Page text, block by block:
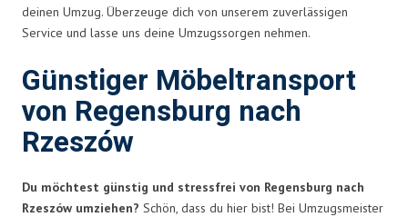
deinen Umzug. Überzeuge dich von unserem zuverlässigen
Service und lasse uns deine Umzugssorgen nehmen.
Günstiger Möbeltransport
von Regensburg nach
Rzeszów
Du möchtest günstig und stressfrei von Regensburg nach
Rzeszów umziehen? Schön, dass du hier bist! Bei Umzugsmeister